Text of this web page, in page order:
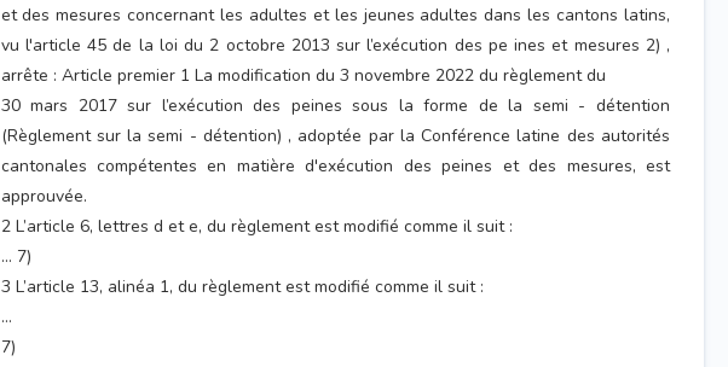
et des mesures concernant les adultes et les jeunes adultes dans les cantons latins,
vu l'article 45 de la loi du 2 octobre 2013 sur l’exécution des pe ines et mesures 2) ,
arrête : Article premier 1 La modification du 3 novembre 2022 du règlement du
30 mars 2017 sur l’exécution des peines sous la forme de la semi - détention
(Règlement sur la semi - détention) , adoptée par la Conférence latine des autorités
cantonales compétentes en matière d'exécution des peines et des mesures, est
approuvée.
2 L’article 6, lettres d et e, du règlement est modifié comme il suit :
... 7)
3 L’article 13, alinéa 1, du règlement est modifié comme il suit :
...
7)